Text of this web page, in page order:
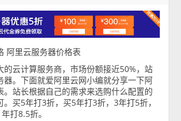
阿里云服务器价格表
的云计算服务商，市场份额接近50%，站
器。下面就爱阿里云网小编就分享一下阿
。站长根据自己的需求来选购什么配置的
买5年打3折，买5年打3折，3年打5折，
打8.5折。